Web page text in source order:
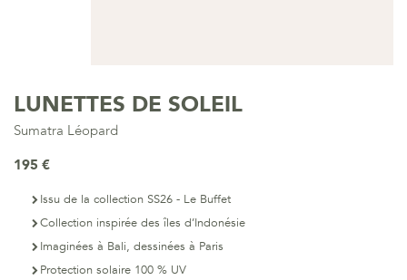
LUNETTES DE SOLEIL
Sumatra Léopard
195 €
Issu de la collection SS26 - Le Buffet
Collection inspirée des îles d’Indonésie
Imaginées à Bali, dessinées à Paris
Protection solaire 100 % UV